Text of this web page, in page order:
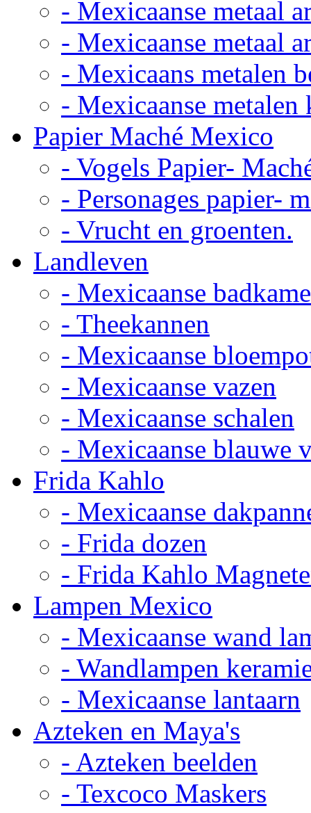
- Mexicaanse metaal
- Mexicaanse metaal
- Mexicaans metalen
- Mexicaanse metalen
Papier Maché Mexico
- Vogels Papier-
- Personages papier-
- Vrucht en groenten.
Landleven
- Mexicaanse
- Theekannen
- Mexicaanse
- Mexicaanse vazen
- Mexicaanse schalen
- Mexicaanse blauwe
Frida Kahlo
- Mexicaanse
- Frida dozen
- Frida Kahlo
Lampen Mexico
- Mexicaanse wand
- Wandlampen
- Mexicaanse lantaarn
Azteken en Maya's
- Azteken beelden
- Texcoco Maskers